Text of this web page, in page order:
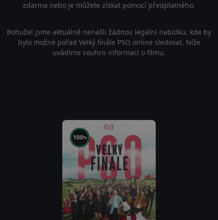
zdarma nebo je můžete získat pomocí předplatného.
Bohužel jsme aktuálně nenašli žádnou legální nabídku, kde by
bylo možné pořad Velký finále PSO online sledovat. Níže
uvádíme souhrn informací o filmu.
100%